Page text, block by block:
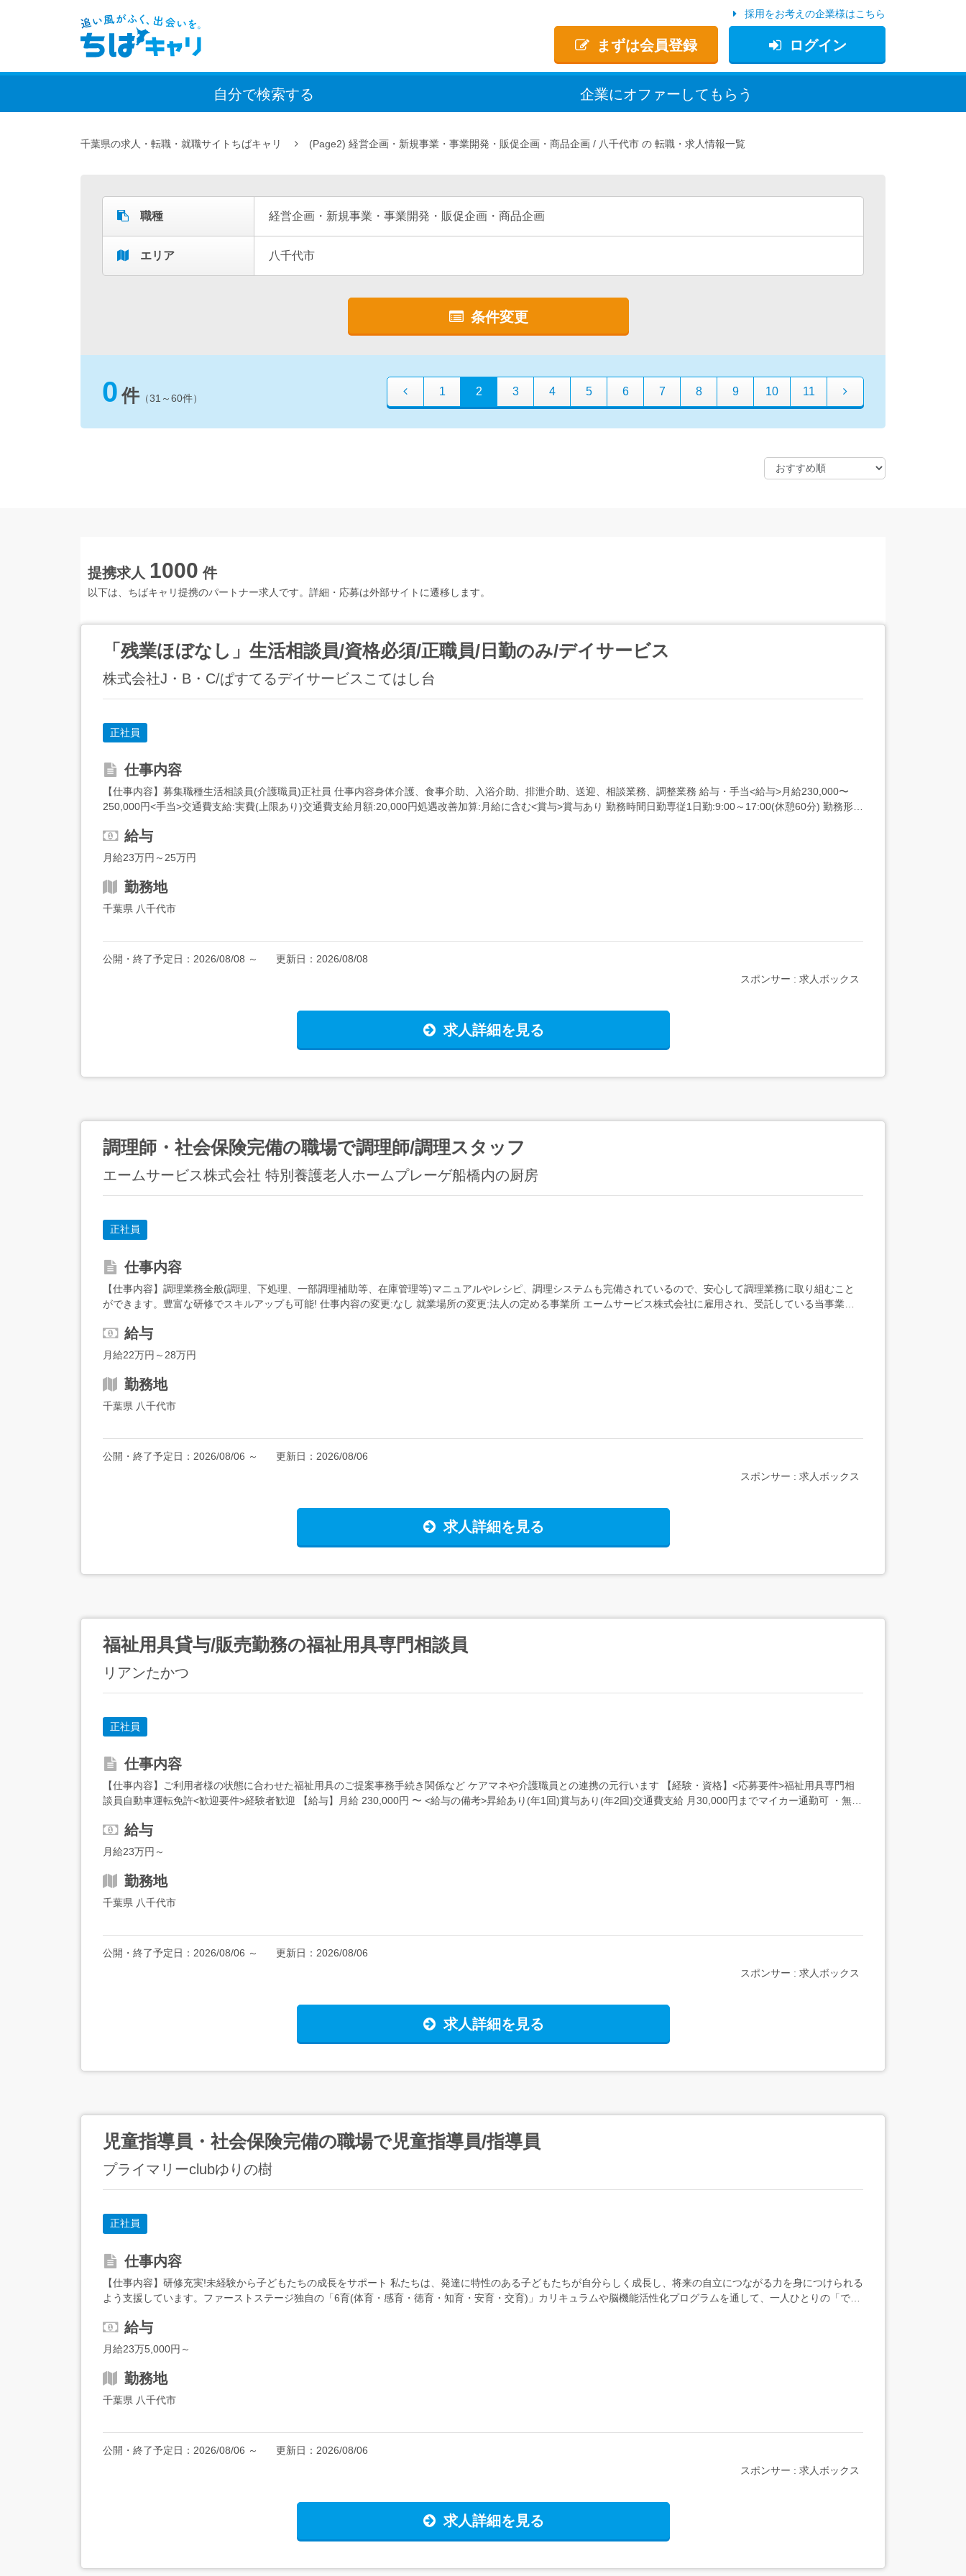
まずは会員登録 ログイン
採用をお考えの企業様はこちら
自分で検索する 企業にオファー してもらう
千葉県の求人・転職・就職サイトちばキャリ (Page2) 経営企画・新規事業・事業開発・販促企画・商品企画 八千代市 転職・求人情報一覧
職種 経営企画・新規事業・事業開発・販促企画・商品企画
エリア 八千代市
条件変更
0 件（31～60件）
1 2 3 4 5 6 7 8 9 10 11
提携求人 1000 件
以下は、ちばキャリ提携のパートナー求人です。詳細・応募は外部サイトに遷移します。
「残業ほぼなし」生活相談員/資格必須/正職員/日勤のみ/デイサービス
株式会社J・B・C/ぱすてるデイサービスこてはし台
正社員
仕事内容
【仕事内容】募集職種生活相談員(介護職員)正社員 仕事内容身体介護、食事介助、入浴介助、排泄介助、送迎、相談業務、調整業務 給与・手当<給与>月給230,000〜
250,000円<手当>交通費支給:実費(上限あり)交通費支給月額:20,000円処遇改善加算:月給に含む<賞与>賞与あり 勤務時間日勤専従1日勤:9:00～17:00(休憩60分) 勤務形
給与
月給23万円～25万円
勤務地
千葉県 八千代市
公開・終了予定日： 2026/08/08 ～ 更新日： 2026/08/08
スポンサー : 求人ボックス
求人詳細を見る
調理師・社会保険完備の職場で調理師/調理スタッフ
エームサービス株式会社 特別養護老人ホームプレーゲ船橋内の厨房
正社員
仕事内容
【仕事内容】調理業務全般(調理、下処理、一部調理補助等、在庫管理等)マニュアルやレシピ、調理システムも完備されているので、安心して調理業務に取り組むこと
ができます。豊富な研修でスキルアップも可能! 仕事内容の変更:なし 就業場所の変更:法人の定める事業所 エームサービス株式会社に雇用され、受託している当事業所
給与
月給22万円～28万円
勤務地
千葉県 八千代市
公開・終了予定日： 2026/08/06 ～ 更新日： 2026/08/06
スポンサー : 求人ボックス
求人詳細を見る
福祉用具貸与/販売勤務の福祉用具専門相談員
リアンたかつ
正社員
仕事内容
【仕事内容】ご利用者様の状態に合わせた福祉用具のご提案事務手続き関係など ケアマネや介護職員との連携の元行います 【経験・資格】<応募要件>福祉用具専門相
談員自動車運転免許<歓迎要件>経験者歓迎 【給与】月給 230,000円 〜 <給与の備考>昇給あり(年1回)賞与あり(年2回)交通費支給 月30,000円までマイカー通勤可 ・無料
給与
月給23万円～
勤務地
千葉県 八千代市
公開・終了予定日： 2026/08/06 ～ 更新日： 2026/08/06
スポンサー : 求人ボックス
求人詳細を見る
児童指導員・社会保険完備の職場で児童指導員/指導員
プライマリーclubゆりの樹
正社員
仕事内容
【仕事内容】研修充実!未経験から子どもたちの成長をサポート 私たちは、発達に特性のある子どもたちが自分らしく成長し、将来の自立につながる力を身につけられる
よう支援しています。ファーストステージ独自の「6育(体育・感育・徳育・知育・安育・交育)」カリキュラムや脳機能活性化プログラムを通して、一人ひとりの「でき
給与
月給23万5,000円～
勤務地
千葉県 八千代市
公開・終了予定日： 2026/08/06 ～ 更新日： 2026/08/06
スポンサー : 求人ボックス
求人詳細を見る